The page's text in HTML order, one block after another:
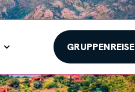
GRUPPENREISE